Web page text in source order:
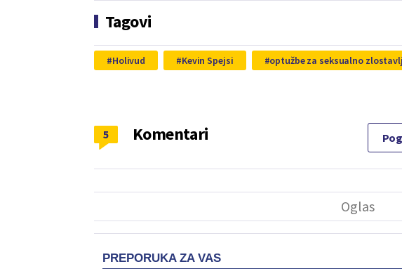
Tagovi
Holivud Kevin Spejsi optužbe za seksualno
Komentari
5
PREPORUKA ZA VAS